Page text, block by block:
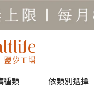
種類 ｜依類別選擇